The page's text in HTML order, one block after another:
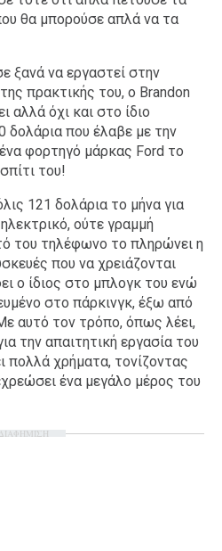
θα μπορούσε απλά να τα
ξανά να εργαστεί στην
πρακτικής του, ο Brandon
αλλά όχι και στο ίδιο
δολάρια που έλαβε με την
φορτηγό μάρκας Ford το
του!
121 δολάρια το μήνα για
ούτε γραμμή
του τηλέφωνο το πληρώνει η
που να χρειάζονται
ο ίδιος στο μπλογκ του ενώ
στο πάρκινγκ, έξω από
αυτό τον τρόπο, όπως λέει,
την απαιτητική εργασία του
πολλά χρήματα, τονίζοντας
ένα μεγάλο μέρος του